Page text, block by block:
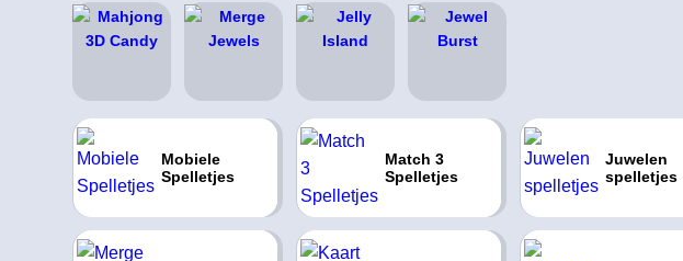
Mobiele
Spelletjes
Match 3
Spelletjes
Juwelen
spelletjes